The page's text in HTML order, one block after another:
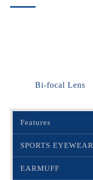
Bi-focal Lens
Features
SPORTS EYEWEAR
EARMUFF